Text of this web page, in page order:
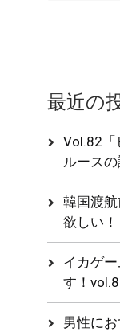
最近の
Vol.82「
ルースの
韓国渡
欲しい！
イカゲ
す！
男性に